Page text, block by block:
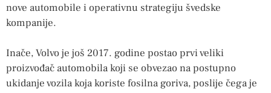
nove automobile i operativnu strategiju švedske
kompanije.
Inače, Volvo je još 2017. godine postao prvi veliki
proizvođač automobila koji se obvezao na postupno
ukidanje vozila koja koriste fosilna goriva, poslije čega je